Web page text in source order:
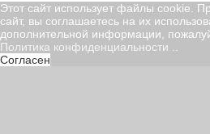
Этот сайт использует файлы cookie.
сайт, вы соглашаетесь на их
дополнительной информации,
Политика конфиденциальности
Согласен